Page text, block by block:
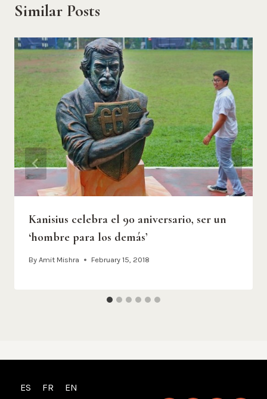
Similar Posts
Kanisius celebra el 90 aniversario, ser un
‘hombre para los demás’
By Amit Mishra February 15, 2018
ES FR EN